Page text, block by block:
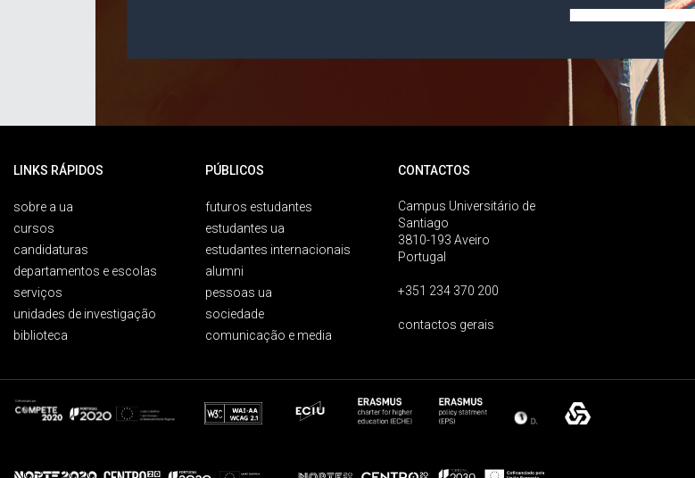
LINKS RÁPIDOS
sobre a ua
cursos
candidaturas
departamentos e escolas
serviços
unidades de investigação
biblioteca
PÚBLICOS
futuros estudantes
estudantes ua
estudantes internacionais
alumni
pessoas ua
sociedade
comunicação e media
CONTACTOS
Campus Universitário de
Santiago
3810-193 Aveiro
Portugal
+351 234 370 200
contactos gerais